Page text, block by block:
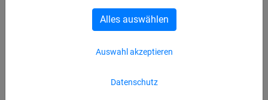
Datenschutz
Auswahl akzeptieren
Alles auswählen
Basketballnetz
Sonnensegel / Sandkasten-Abdeckung